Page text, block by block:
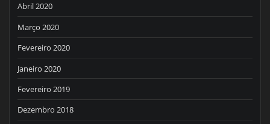
Abril 2020
Março 2020
Fevereiro 2020
Janeiro 2020
Fevereiro 2019
Dezembro 2018